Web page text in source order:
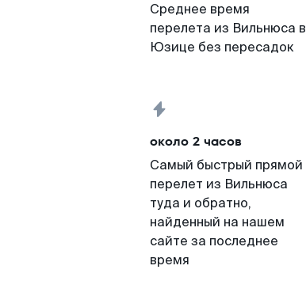
Среднее время
перелета из Вильнюса в
Юзице без пересадок
около 2 часов
Самый быстрый прямой
перелет из Вильнюса
туда и обратно,
найденный на нашем
сайте за последнее
время